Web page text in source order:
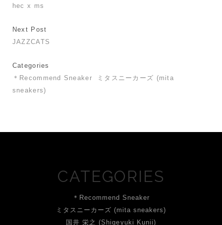
hec x ms
Next Post
JAZZCATS
Categories
＊Recommend Sneaker
ミタスニーカーズ (mita
sneakers)
CATEGORIES
＊Recommend Sneaker
ミタスニーカーズ (mita sneakers)
国井 栄之 (Shigeyuki Kunii)